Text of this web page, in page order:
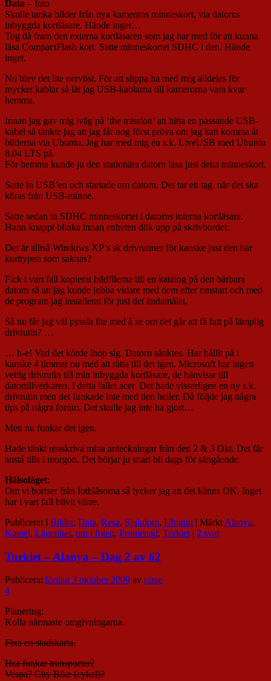
Data – foto
Skulle tanka bilder från nya kamerans minneskort, via datorns
inbyggda kortläsare. Hände inget…
Tog då fram den externa kortläsaren som jag har med för att kunna
läsa CompactFlash kort. Satte minneskortet SDHC i den. Hände
inget.
Nu blev det lite nervöst. För att slippa ha med mig alldeles för
mycket kablar så lät jag USB-kablarna till kamerorna vara kvar
hemma.
Innan jag gav mig iväg på ’the mission’ att hitta en passande USB-
kabel så tänkte jag att jag får nog först pröva om jag kan komma åt
bilderna via Ubuntu. Jag har med mig en s.k. LiveUSB med Ubuntu
8.04 LTS på.
För hemma kunde ju den stationära datorn läsa just detta minneskort.
Satte in USB’en och startade om datorn. Det tar ett tag, när det ska
köras från USB-minne.
Satte sedan in SDHC minneskortet i datorns interna kortläsare.
Hann knappt blinka innan enheten dök upp på skrivbordet.
Det är alltså Windows XP’s sk drivrutiner för kanske just den här
korttypen som saknas?
Fick i vart fall kopierat bildfilerna till en katalog på den bärbara
datorn så att jag kunde jobba vidare med dem efter omstart och med
de program jag installerat för just det ändamålet.
Så nu får jag väl pyssla lite med å se om det går att få fatt på lämplig
drivrutin? …
… h-e! Vad det körde ihop sig. Datorn sänktes. Har hållit på i
kanske 4 timmar nu med att rätta till det igen. Microsoft har ingen
vettig drivrutin till min inbyggda kortläsare, de hänvisar till
datortillverkaren. I detta fallet acer. Det hade visserligen en ny s.k.
drivrutin men det funkade inte med den heller. Då följde jag några
tips på några forum. Det skulle jag inte ha gjort…
Men nu funkar det igen.
Hade tänkt renskriva mina anteckningar från den 2 & 3 Okt. Det får
anstå tills i morgon. Det börjar ju snart bli dags för sängående.
Hälsoläget:
Om vi bortser från fotblåsorna så tycker jag att det känns OK. Inget
har i vart fall blivit värre.
Publicerat i Bilder, Data, Resa, Sjukdom, Ubuntu | Märkt Alanya,
Kamel, Lägenhet, ont i foten, Promenad, Turkiet | 2 svar
Turkiet – Alanya – Dag 2 av 62
Publicerat lördag 3 oktober 2009 av nisse
4
Planering:
Kolla närmaste omgivningarna.
Fixa en stadskarta.
Hur funkar transporter?
Vespa? City Bike (cykel)?